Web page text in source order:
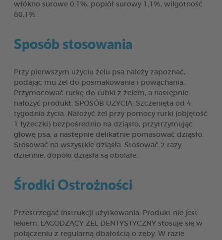
włókno surowe 0,1%, popiół surowy 1,1%, wilgotność
80,1%.
Sposób stosowania
Przy pierwszym użyciu żelu psa należy zapoznać,
podając mu żel do posmakowania i powąchania.
Przymocować rurkę do tubki z żelem, a następnie
nałożyć produkt. SPOSÓB UŻYCIA: Szczenięta od 4.
tygodnia życia. Nałożyć żel przy pomocy rurki (objętość
1 łyżeczki) bezpośrednio na dziąsło, przytrzymując
głowę psa, a następnie delikatnie pomasować dziąsło.
Stosować na wszystkie dziąsła. Stosować 2 razy
dziennie, dopóki dziąsła są obolałe.
Środki Ostrożności
Przestrzegać instrukcji użytkowania. Produkt nie jest
lekiem. ŁAGODZĄCY ŻEL DENTYSTYCZNY stosuje się w
połączeniu z regularną dbałością o zęby. W razie